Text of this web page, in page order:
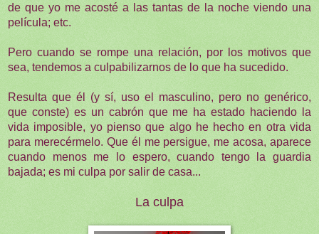
de que yo me acosté a las tantas de la noche viendo una
película; etc.
Pero cuando se rompe una relación, por los motivos que
sea, tendemos a culpabilizarnos de lo que ha sucedido.
Resulta que él (y sí, uso el masculino, pero no genérico,
que conste) es un cabrón que me ha estado haciendo la
vida imposible, yo pienso que algo he hecho en otra vida
para merecérmelo. Que él me persigue, me acosa, aparece
cuando menos me lo espero, cuando tengo la guardia
bajada; es mi culpa por salir de casa...
La culpa